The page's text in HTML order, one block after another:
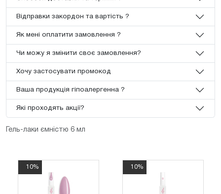
Відправки закордон та вартість ?
Як мені оплатити замовлення ?
Чи можу я змінити своє замовлення?
Хочу застосувати промокод
Ваша продукція гіпоалергенна ?
Які проходять акції?
Гель-лаки ємністю 6 мл
10% 10%